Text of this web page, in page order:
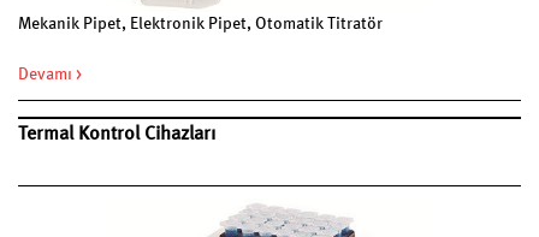
Mekanik Pipet, Elektronik Pipet, Otomatik Titratör
Devamı >
Termal Kontrol Cihazları